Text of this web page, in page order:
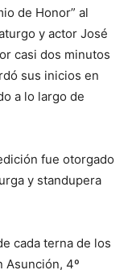
de Honor” al
y actor José
casi dos minutos
sus inicios en
a lo largo de
fue otorgado
y standupera
cada terna de los
Asunción, 4º